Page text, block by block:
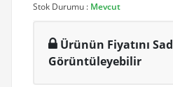
Stok Durumu : Mevcut
Ürünün Fiyatını
Görüntüleyebilir